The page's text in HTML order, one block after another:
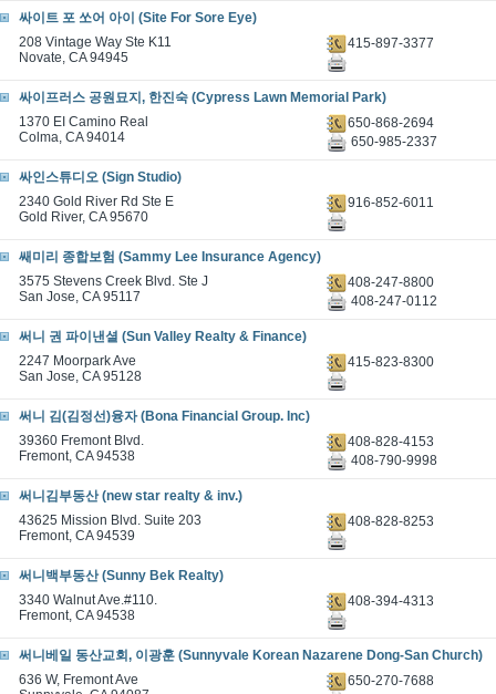
싸이트 포 쏘어 아이 (Site For Sore Eye)
208 Vintage Way Ste K11
Novate, CA 94945
415-897-3377
싸이프러스 공원묘지, 한진숙 (Cypress Lawn Memorial Park)
1370 EI Camino Real
Colma, CA 94014
650-868-2694
650-985-2337
싸인스튜디오 (Sign Studio)
2340 Gold River Rd Ste E
Gold River, CA 95670
916-852-6011
쌔미리 종합보험 (Sammy Lee Insurance Agency)
3575 Stevens Creek Blvd. Ste J
San Jose, CA 95117
408-247-8800
408-247-0112
써니 권 파이낸셜 (Sun Valley Realty & Finance)
2247 Moorpark Ave
San Jose, CA 95128
415-823-8300
써니 김(김정선)융자 (Bona Financial Group. Inc)
39360 Fremont Blvd.
Fremont, CA 94538
408-828-4153
408-790-9998
써니김부동산 (new star realty & inv.)
43625 Mission Blvd. Suite 203
Fremont, CA 94539
408-828-8253
써니백부동산 (Sunny Bek Realty)
3340 Walnut Ave.#110.
Fremont, CA 94538
408-394-4313
써니베일 동산교회, 이광훈 (Sunnyvale Korean Nazarene Dong-San Church)
636 W, Fremont Ave
650-270-7688